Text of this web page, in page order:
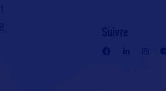
Suivre